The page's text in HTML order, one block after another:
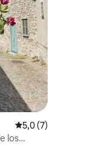
Calificación
5,0 (7)
los